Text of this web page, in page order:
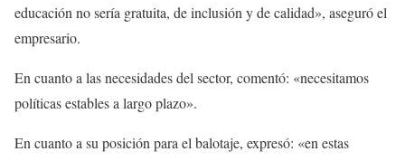
educación no sería gratuita, de inclusión y de calidad», aseguró el
empresario.
En cuanto a las necesidades del sector, comentó: «necesitamos
políticas estables a largo plazo».
En cuanto a su posición para el balotaje, expresó: «en estas